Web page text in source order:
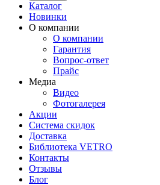
Каталог
Новинки
О компании
О компании
Гарантия
Вопрос-ответ
Прайс
Медиа
Видео
Фотогалерея
Акции
Система скидок
Доставка
Библиотека VETRO
Контакты
Отзывы
Блог